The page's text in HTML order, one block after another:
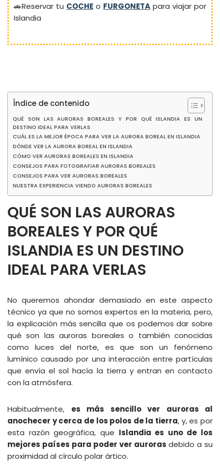
🚗Reservar tu COCHE o FURGONETA para viajar por
Islandia
Índice de contenido
QUÉ SON LAS AURORAS BOREALES Y POR QUÉ ISLANDIA ES UN
DESTINO IDEAL PARA VERLAS
CUÁL ES LA MEJOR ÉPOCA PARA VER LA AURORA BOREAL EN ISLANDIA
DÓNDE VER LA AURORA BOREAL EN ISLANDIA
CÓMO VER AURORAS BOREALES EN ISLANDIA
CONSEJOS PARA FOTOGRAFIAR AURORAS BOREALES
CONSEJOS PARA VER AURORAS BOREALES
NUESTRA EXPERIENCIA VIENDO AURORAS BOREALES
QUÉ SON LAS AURORAS
BOREALES Y POR QUÉ
ISLANDIA ES UN DESTINO
IDEAL PARA VERLAS
No queremos ahondar demasiado en este aspecto
técnico ya que no somos expertos en la materia, pero,
la explicación más sencilla que os podemos dar sobre
qué son las auroras boreales o también conocidas
como luces del norte, es que son un fenómeno
lumínico causado por una interacción entre partículas
que envía el sol hacía la tierra y entran en contacto
con la atmósfera.
Habitualmente, es más sencillo ver auroras al
anochecer y cerca de los polos de la tierra, y, es por
esta razón geográfica, que Islandia es uno de los
mejores países para poder ver auroras debido a su
proximidad al círculo polar ártico.